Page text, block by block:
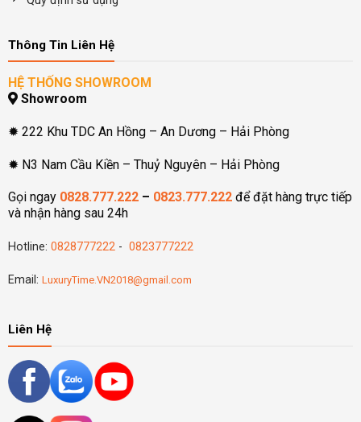
Thông Tin Liên Hệ
HỆ THỐNG SHOWROOM
Showroom
✹ 222 Khu TDC An Hồng – An Dương – Hải Phòng
✹ N3 Nam Cầu Kiền – Thuỷ Nguyên – Hải Phòng
Gọi ngay 0828.777.222– 0823.777.222để đặt hàng trực tiếp
và nhận hàng sau 24h
Hotline: 0828777222- 0823777222
Email: LuxuryTime.VN2018@gmail.com
Liên Hệ